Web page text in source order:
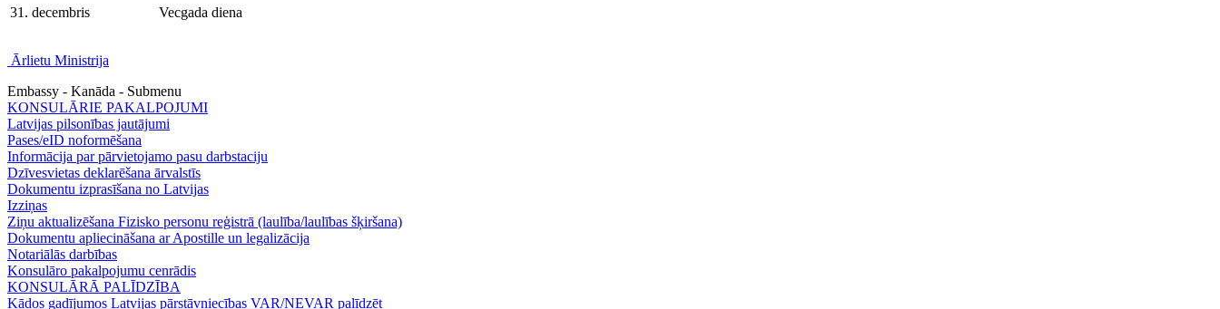
31. decembris Vecgada diena
Ārlietu Ministrija
Embassy - Kanāda - Submenu
KONSULĀRIE PAKALPOJUMI
Latvijas pilsonības jautājumi
Pases/eID noformēšana
Informācija par pārvietojamo pasu darbstaciju
Dzīvesvietas deklarēšana ārvalstīs
Dokumentu izprasīšana no Latvijas
Izziņas
Ziņu aktualizēšana Fizisko personu reģistrā (laulība/laulības šķiršana)
Dokumentu apliecināšana ar Apostille un legalizācija
Notariālās darbības
Konsulāro pakalpojumu cenrādis
KONSULĀRĀ PALĪDZĪBA
Kādos gadījumos Latvijas pārstāvniecības VAR/NEVAR palīdzēt